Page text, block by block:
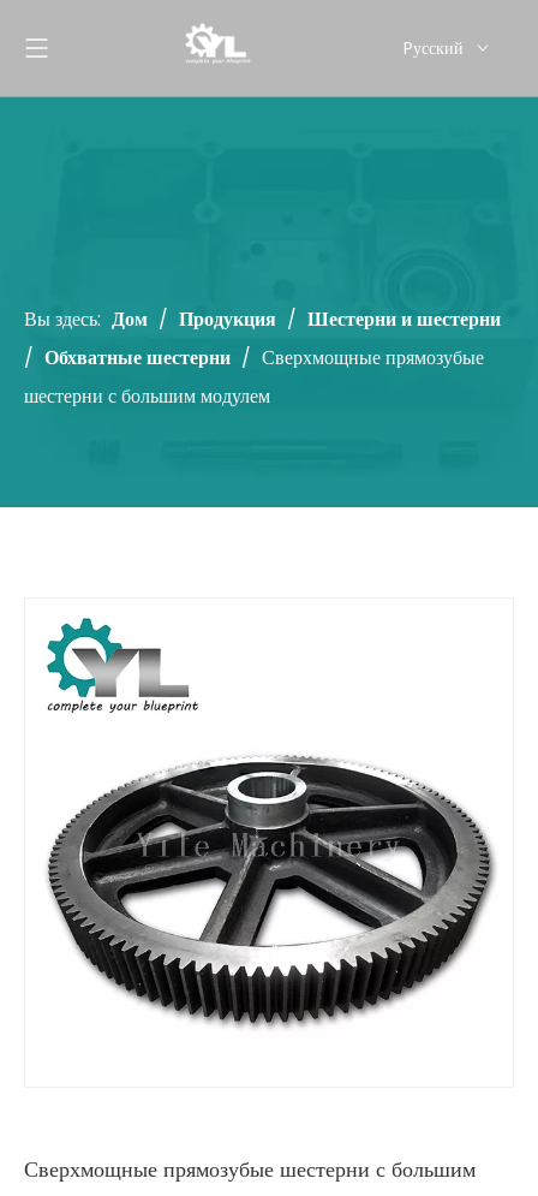
Pусский
Вы здесь: Дом / Продукция / Шестерни и шестерни
/ Обхватные шестерни / Сверхмощные прямозубые
шестерни с большим модулем
Сверхмощные прямозубые шестерни с большим